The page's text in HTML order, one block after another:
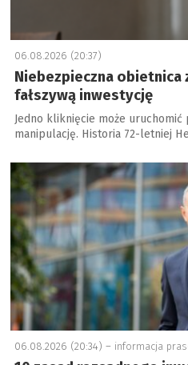
06.08.2026 (20:37)
Niebezpieczna obietnica
fałszywą inwestycję
Jedno kliknięcie może uruchomić
manipulację. Historia 72-letniej
a
06.08.2026 (20:34) – informacja